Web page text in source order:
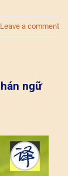
Leave a comment
ngữ